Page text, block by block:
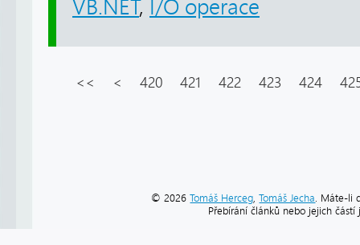
VB.NET, I/O operace
<< < 420 421 422 423 424
© 2026Tomáš Herceg ,Tomáš Jecha . Máte-li
Přebírání článků nebo jejich